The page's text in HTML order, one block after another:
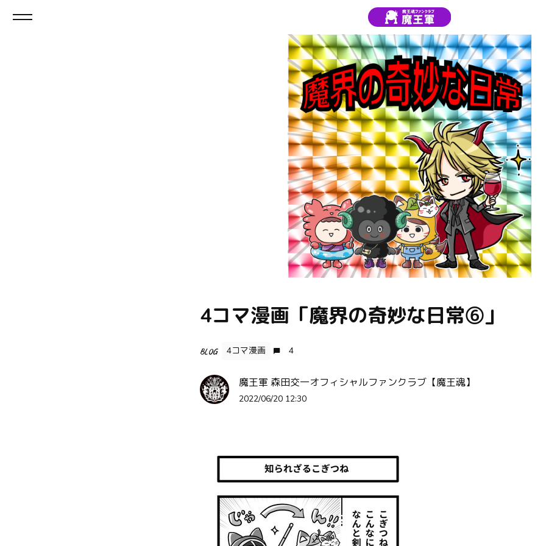
4コマ漫画「魔界の奇妙な日常⑥」
BLOG 4コマ漫画 4
魔王軍 森田交一オフィシャルファンクラブ【魔王魂】
2022/06/20 12:30